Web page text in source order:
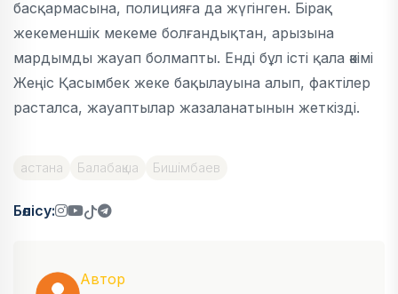
басқармасына, полицияға да жүгінген. Бірақ
жекеменшік мекеме болғандықтан, арызына
мардымды жауап болмапты. Енді бұл істі қала әкімі
Жеңіс Қасымбек жеке бақылауына алып, фактілер
расталса, жауаптылар жазаланатынын жеткізді.
астана Балабақша Бишімбаев
Бөлісу:
Автор